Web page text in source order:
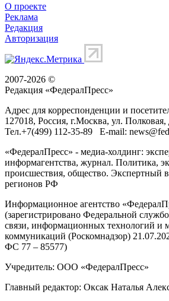
О проекте
Реклама
Редакция
Авторизация
2007-2026 ©
Редакция «ФедералПресс»
Адрес для корреспонденции и
127018, Россия, г.Москва, ул. Полковая,
Тел.+7(499) 112-35-89 E-mail:
«ФедералПресс» - медиа-холдинг:
информагентства, журнал. Политика,
происшествия, общество. Экспертный
регионов РФ
Информационное агентство
(зарегистрировано Федеральной
связи, информационных технологий и
коммуникаций (Роскомнадзор)
ФС 77 – 85577)
Учредитель: ООО «ФедералПресс»
Главный редактор: Оксак Наталья